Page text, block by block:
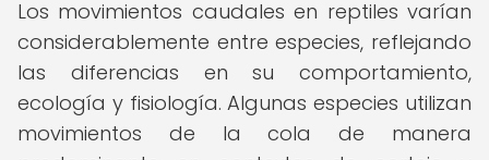
Los movimientos caudales en reptiles varían
considerablemente entre especies, reflejando
las diferencias en su comportamiento,
ecología y fisiología. Algunas especies utilizan
movimientos de la cola de manera